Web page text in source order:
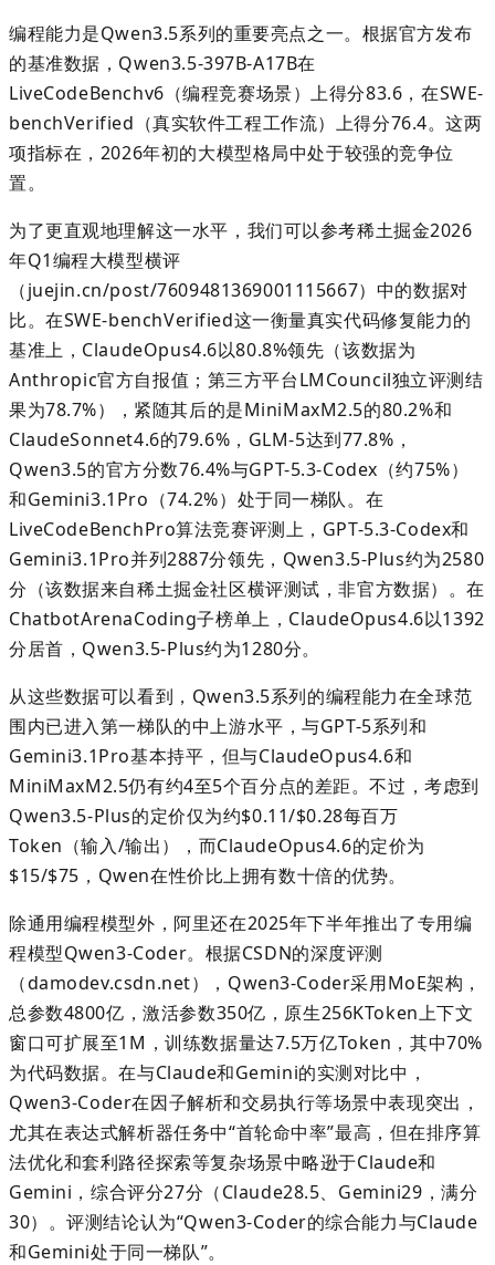
编程能力是Qwen3.5系列的重要亮点之一。根据官方发布
的基准数据， Qwen3.5-397B-A17B在
LiveCodeBenchv6 （编程竞赛场景）上得分83.6 ， 在SWE-
benchVerified （真实软件工程工作流）上得分76.4。这两
项指标在 ， 2026年初的大模型格局中处于较强的竞争位
置。
为了更直观地理解这一水平，我们可以参考稀土掘金2026
年Q1编程大模型横评
（juejin.cn/post/7609481369001115667）中的数据对
比。在SWE-benchVerified这一衡量真实代码修复能力的
基准上， ClaudeOpus4.6以80.8%领先（该数据为
Anthropic官方自报值；第三方平台LMCouncil独立评测结
果为78.7%），紧随其后的是MiniMaxM2.5的80.2%和
ClaudeSonnet4.6的79.6% ， GLM-5达到77.8% ，
Qwen3.5的官方分数76.4%与GPT-5.3-Codex （约75%）
和Gemini3.1Pro （74.2%）处于同一梯队。在
LiveCodeBenchPro算法竞赛评测上， GPT-5.3-Codex和
Gemini3.1Pro并列2887分领先， Qwen3.5-Plus约为2580
分（该数据来自稀土掘金社区横评测试，非官方数据）。在
ChatbotArenaCoding子榜单上， ClaudeOpus4.6以1392
分居首， Qwen3.5-Plus约为1280分。
从这些数据可以看到， Qwen3.5系列的编程能力在全球范
围内已进入第一梯队的中上游水平，与GPT-5系列和
Gemini3.1Pro基本持平，但与ClaudeOpus4.6和
MiniMaxM2.5仍有约4至5个百分点的差距。不过 ，考虑到
Qwen3.5-Plus的定价仅为约$0.11/$0.28每百万
Token （输入/输出），而ClaudeOpus4.6的定价为
$15/$75 ， Qwen在性价比上拥有数十倍的优势。
除通用编程模型外，阿里还在2025年下半年推出了专用编
程模型Qwen3-Coder。根据CSDN的深度评测
（damodev.csdn.net）， Qwen3-Coder采用MoE架构，
总参数4800亿，激活参数350亿，原生256KToken上下文
窗口可扩展至1M ，训练数据量达7.5万亿Token ，其中70%
为代码数据。在与Claude和Gemini的实测对比中，
Qwen3-Coder在因子解析和交易执行等场景中表现突出，
尤其在表达式解析器任务中“首轮命中率”最高，但在排序算
法优化和套利路径探索等复杂场景中略逊于Claude和
Gemini ，综合评分27分（Claude28.5、 Gemini29 ，满分
30）。评测结论认为“Qwen3-Coder的综合能力与Claude
和Gemini处于同一梯队”。